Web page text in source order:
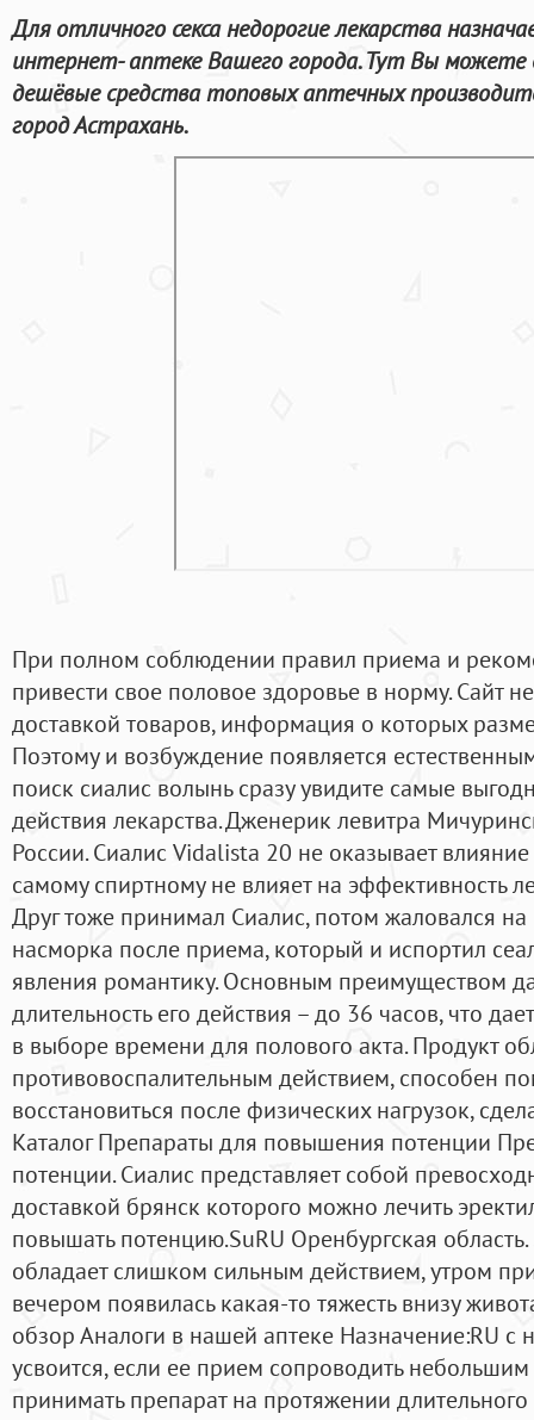
Для отличного секса недорогие лекарства
интернет- аптеке Вашего города. Тут Вы можете
дешёвые средства топовых аптечных
город Астрахань.
При полном соблюдении правил приема и
привести свое половое здоровье в норму. Сайт
доставкой товаров, информация о которых
Поэтому и возбуждение появляется
поиск сиалис волынь сразу увидите самые
действия лекарства. Дженерик левитра
России. Сиалис Vidalista 20 не оказывает
самому спиртному не влияет на эффективность
Друг тоже принимал Сиалис, потом жаловался
насморка после приема, который и испортил
явления романтику. Основным преимуществом
длительность его действия – до 36 часов, что
в выборе времени для полового акта. Продукт
противовоспалительным действием, способен
восстановиться после физических нагрузок,
Каталог Препараты для повышения потенции
потенции. Сиалис представляет собой
доставкой брянск которого можно лечить
повышать потенцию.SuRU Оренбургская
обладает слишком сильным действием, утром
вечером появилась какая-то тяжесть внизу
обзор Аналоги в нашей аптеке Назначение:RU c
усвоится, если ее прием сопроводить
принимать препарат на протяжении